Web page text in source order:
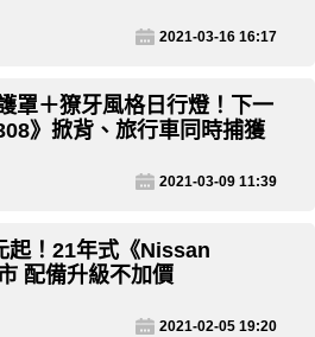
2021-03-16 16:17
罩＋獠牙風格日行燈！下一
》掀背、旅行車同時捕獲
2021-03-09 11:39
起！21年式《Nissan
配備升級不加價
2021-02-05 19:20